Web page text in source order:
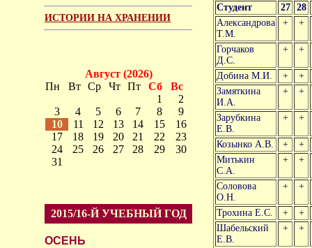
ИСТОРИИ НА ХРАНЕНИИ
Август (2026)
Пн
Вт Ср Чт Пт Сб
Вс
1
2
3
4 5 6 7 8
9
10
11 12 13 14 15
16
17
18 19 20 21 22
23
24
25 26 27 28 29
30
31
2015/16-Й УЧЕБНЫЙ ГОД
ОСЕНЬ
Студент 27
28
Александрова
Т.М.
+ +
Горчаков
Д.С.
+ +
Добина М.И. +
+
Замяткина
И.А.
+ +
Зарубкина
Е.В.
+ +
Козынко А.В. +
+
Митькин
С.А.
+ +
Соловова
О.Н.
+ +
Трохина Е.С. +
+
Шабельский
Е.В.
+ +